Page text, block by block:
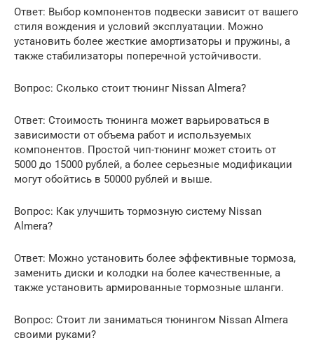
Ответ: Выбор компонентов подвески зависит от вашего
стиля вождения и условий эксплуатации. Можно
установить более жесткие амортизаторы и пружины, а
также стабилизаторы поперечной устойчивости.
Вопрос: Сколько стоит тюнинг Nissan Almera?
Ответ: Стоимость тюнинга может варьироваться в
зависимости от объема работ и используемых
компонентов. Простой чип-тюнинг может стоить от
5000 до 15000 рублей, а более серьезные модификации
могут обойтись в 50000 рублей и выше.
Вопрос: Как улучшить тормозную систему Nissan
Almera?
Ответ: Можно установить более эффективные тормоза,
заменить диски и колодки на более качественные, а
также установить армированные тормозные шланги.
Вопрос: Стоит ли заниматься тюнингом Nissan Almera
своими руками?